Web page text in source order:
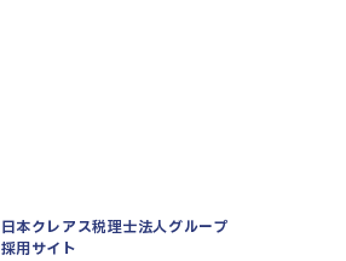
日本クレアス税理士法人グループ
採用サイト